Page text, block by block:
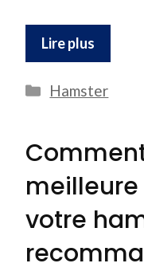
Lire plus
Catégories
Hamster
votre